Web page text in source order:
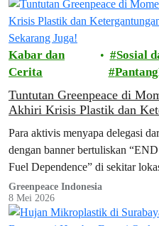
Indonesia, Divers Clean Action,
WALHI Nasional ini
sipil…
Kabar dan
Cerita
Sosial
Tuntutan Greenpeace di
Akhiri Krisis Plastik dan
Para aktivis menyapa delegasi
dengan banner bertuliskan
Fuel Dependence” di sekitar
kawasan Asia Tenggara.
Greenpeace Indonesia
8 Mei 2026